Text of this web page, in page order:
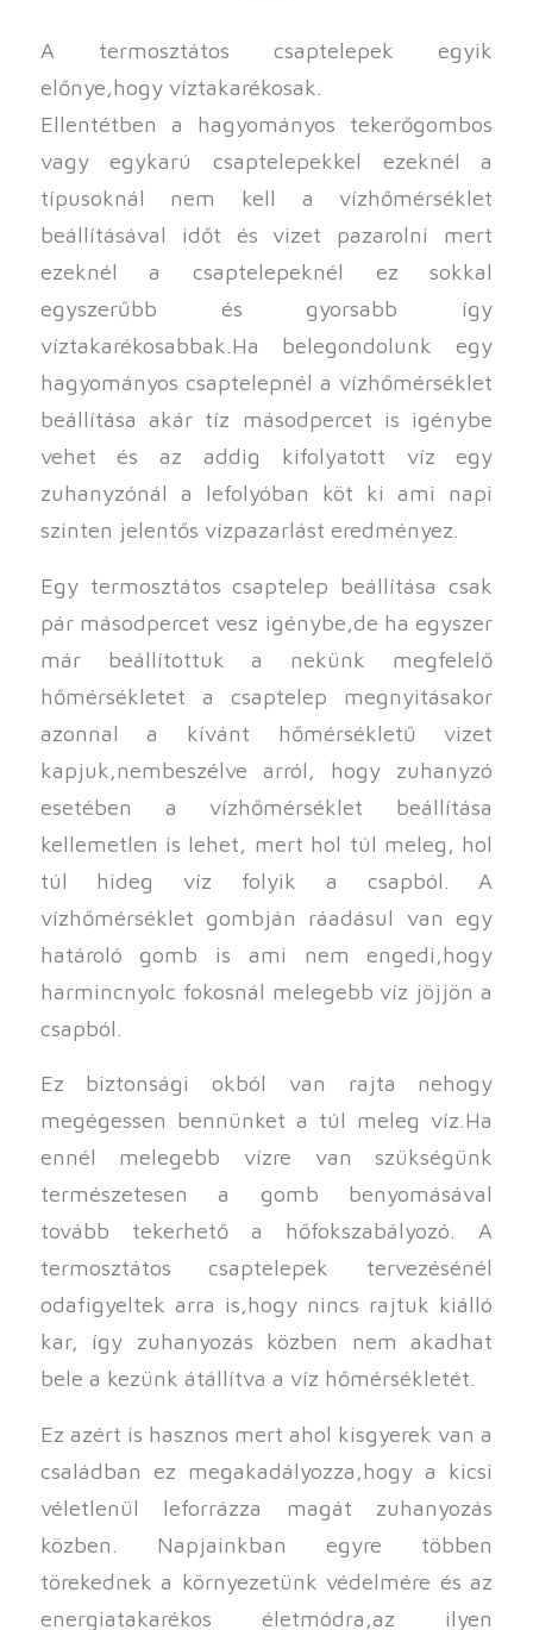
A termosztátos csaptelepek egyik
előnye,hogy víztakarékosak.
Ellentétben a hagyományos tekerőgombos
vagy egykarú csaptelepekkel ezeknél a
típusoknál nem kell a vízhőmérséklet
beállításával időt és vizet pazarolni mert
ezeknél a csaptelepeknél ez sokkal
egyszerűbb és gyorsabb így
víztakarékosabbak.Ha belegondolunk egy
hagyományos csaptelepnél a vízhőmérséklet
beállítása akár tíz másodpercet is igénybe
vehet és az addig kifolyatott víz egy
zuhanyzónál a lefolyóban köt ki ami napi
szinten jelentős vízpazarlást eredményez.
Egy termosztátos csaptelep beállítása csak
pár másodpercet vesz igénybe,de ha egyszer
már beállítottuk a nekünk megfelelő
hőmérsékletet a csaptelep megnyitásakor
azonnal a kívánt hőmérsékletű vizet
kapjuk,nembeszélve arról, hogy zuhanyzó
esetében a vízhőmérséklet beállítása
kellemetlen is lehet, mert hol túl meleg, hol
túl hideg víz folyik a csapból. A
vízhőmérséklet gombján ráadásul van egy
határoló gomb is ami nem engedi,hogy
harmincnyolc fokosnál melegebb víz jöjjön a
csapból.
Ez biztonsági okból van rajta nehogy
megégessen bennünket a túl meleg víz.Ha
ennél melegebb vízre van szükségünk
természetesen a gomb benyomásával
tovább tekerhető a hőfokszabályozó. A
termosztátos csaptelepek tervezésénél
odafigyeltek arra is,hogy nincs rajtuk kiálló
kar, így zuhanyozás közben nem akadhat
bele a kezünk átállítva a víz hőmérsékletét.
Ez azért is hasznos mert ahol kisgyerek van a
családban ez megakadályozza,hogy a kicsi
véletlenül leforrázza magát zuhanyozás
közben. Napjainkban egyre többen
törekednek a környezetünk védelmére és az
energiatakarékos életmódra,az ilyen